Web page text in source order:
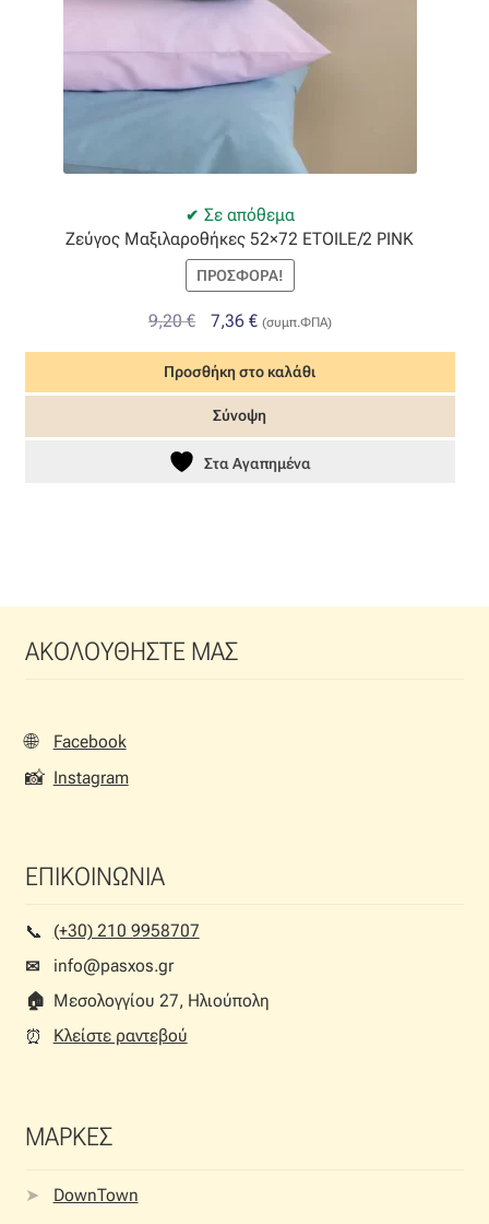
Σε απόθεμα
Ζεύγος Μαξιλαροθήκες 52×72 ETOILE/2 PINK
ΠΡΟΣΦΟΡΆ!
9,20€
Original
was:
9,20 €.
7,36 €Η
τιμή
είναι:
7,36 €.
(συμπ.ΦΠΑ)
Προσθήκη στο καλάθι
Σύνοψη
Στα Αγαπημένα
ΑΚΟΛΟΥΘΗΣΤΕ ΜΑΣ
🌐 Facebook
📸 Instagram
ΕΠΙΚΟΙΝΩΝΙΑ
📞︎
(+30) 210 9958707
✉
info@pasxos.gr
🏠︎ Μεσολογγίου 27, Ηλιούπολη
⏰︎
Κλείστε ραντεβού
ΜΑΡΚΕΣ
DownTown